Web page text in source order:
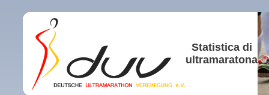
Statistica di
ultramaratona